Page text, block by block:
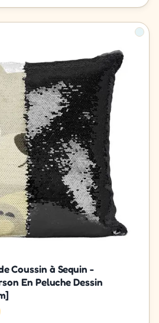
Coussin à Sequin -
En Peluche Dessin